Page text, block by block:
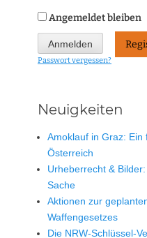
Angemeldet bleiben
Passwort vergessen?
Neuigkeiten
Amoklauf in Graz: Ein
Österreich
Urheberrecht &
Sache
Aktionen zur
Waffengesetzes
Die NRW-Schlüssel-